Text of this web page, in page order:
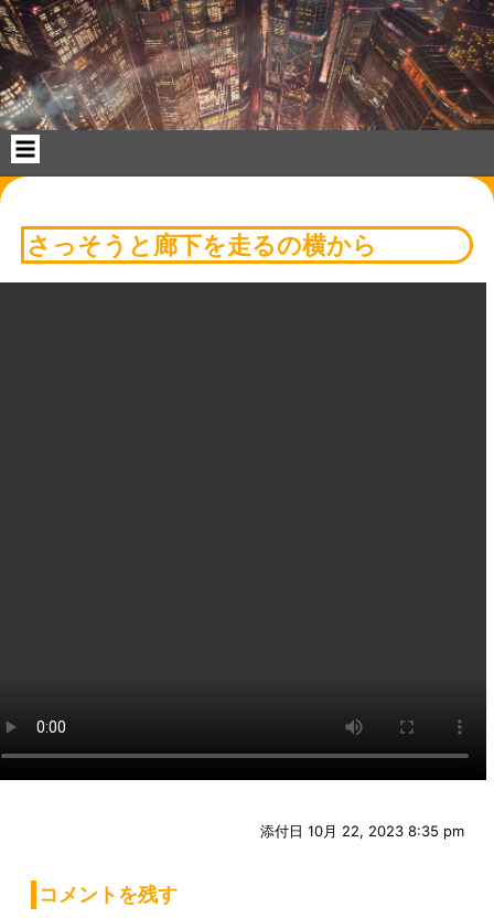
コ
ン
テ
ン
ツ
へ
ス
プ
さっそうと廊下を走るの横から
添付日 10月 22, 2023 8:35 pm
コメントを残す